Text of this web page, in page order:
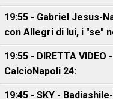
19:55 - Gabriel Jesus-
con Allegri di lui, i "se"
19:55 - DIRETTA
CalcioNapoli 24:
19:45 - SKY -